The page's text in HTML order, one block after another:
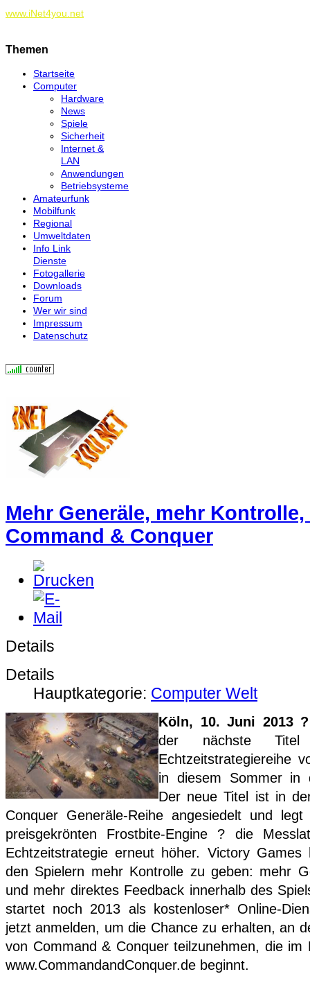
www.iNet4you.net
Themen
Startseite
Computer
Hardware
News
Spiele
Sicherheit
Internet &
LAN
Anwendungen
Betriebsysteme
Amateurfunk
Mobilfunk
Regional
Umweltdaten
Info Link
Dienste
Fotogallerie
Downloads
Forum
Wer wir sind
Impressum
Datenschutz
Mehr Generäle, mehr Kontrolle,
Command & Conquer
Details
Details
Hauptkategorie: Computer Welt
Köln, 10. Juni 2013 ?
der nächste Titel
Echtzeitstrategiereihe
in diesem Sommer in
Der neue Titel ist in
Conquer Generäle-Reihe angesiedelt und
preisgekrönten Frostbite-Engine ? die
Echtzeitstrategie erneut höher. Victory
den Spielern mehr Kontrolle zu geben: mehr
und mehr direktes Feedback innerhalb des
startet noch 2013 als kostenloser* Online-
jetzt anmelden, um die Chance zu erhalten, an
von Command & Conquer teilzunehmen, die
www.CommandandConquer.de beginnt.